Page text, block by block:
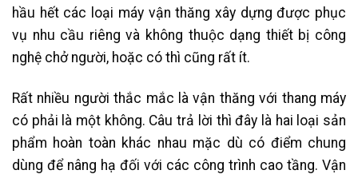
hầu hết các loại máy vận thăng xây dựng được phục
vụ nhu cầu riêng và không thuộc dạng thiết bị công
nghệ chở người, hoặc có thì cũng rất ít.
Rất nhiều người thắc mắc là vận thăng với thang máy
có phải là một không. Câu trả lời thì đây là hai loại sản
phẩm hoàn toàn khác nhau mặc dù có điểm chung
dùng để nâng hạ đối với các công trình cao tầng. Vận